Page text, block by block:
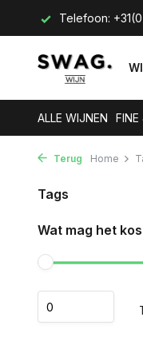
Telefoon:
ALLE WIJNEN FINE
Terug Home
Tags
Wat mag het